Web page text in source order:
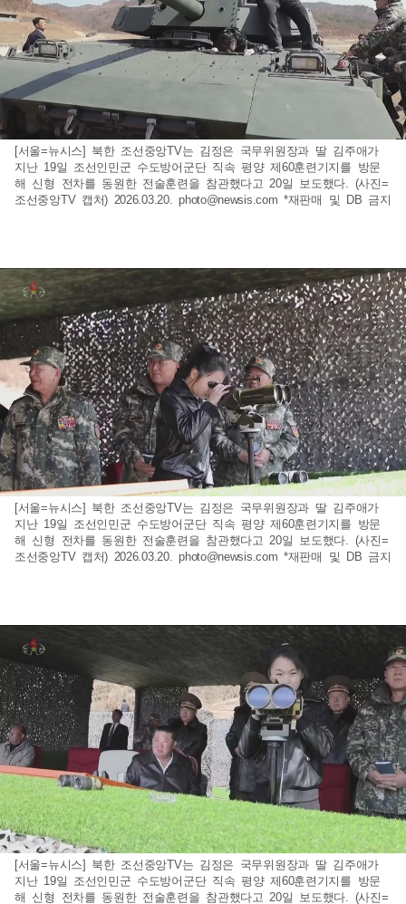
[서울=뉴시스] 북한 조선중앙TV는 김정은 국무위원장과 딸 김주애가
지난 19일 조선인민군 수도방어군단 직속 평양 제60훈련기지를 방문
해 신형 전차를 동원한 전술훈련을 참관했다고 20일 보도했다. (사진=
조선중앙TV 캡처) 2026.03.20.photo@newsis.com *재판매 및 DB 금지
[서울=뉴시스] 북한 조선중앙TV는 김정은 국무위원장과 딸 김주애가
지난 19일 조선인민군 수도방어군단 직속 평양 제60훈련기지를 방문
해 신형 전차를 동원한 전술훈련을 참관했다고 20일 보도했다. (사진=
조선중앙TV 캡처) 2026.03.20.photo@newsis.com *재판매 및 DB 금지
[서울=뉴시스] 북한 조선중앙TV는 김정은 국무위원장과 딸 김주애가
지난 19일 조선인민군 수도방어군단 직속 평양 제60훈련기지를 방문
해 신형 전차를 동원한 전술훈련을 참관했다고 20일 보도했다. (사진=